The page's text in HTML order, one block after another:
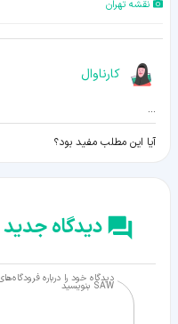
نقشه تهران
کارناوال
...
آیا این مطلب مفید بود؟
دیدگاه جدید
SAW بنویسید